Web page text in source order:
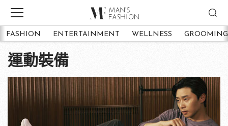
FASHION ENTERTAINMENT WELLNESS GROOMING
運動裝備